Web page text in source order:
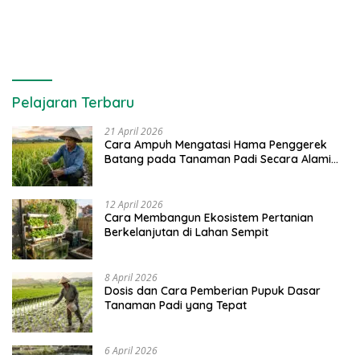
Pelajaran Terbaru
21 April 2026
Cara Ampuh Mengatasi Hama Penggerek
Batang pada Tanaman Padi Secara Alami
12 April 2026
Cara Membangun Ekosistem Pertanian
Berkelanjutan di Lahan Sempit
8 April 2026
Dosis dan Cara Pemberian Pupuk Dasar
Tanaman Padi yang Tepat
6 April 2026